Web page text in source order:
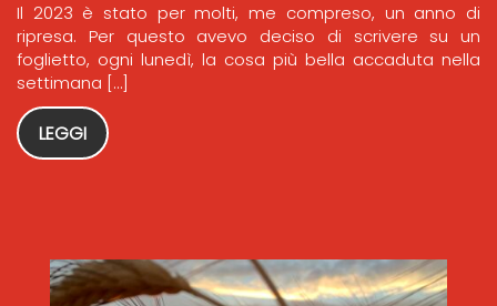
Il 2023 è stato per molti, me compreso, un anno di
ripresa. Per questo avevo deciso di scrivere su un
foglietto, ogni lunedì, la cosa più bella accaduta nella
settimana […]
LEGGI